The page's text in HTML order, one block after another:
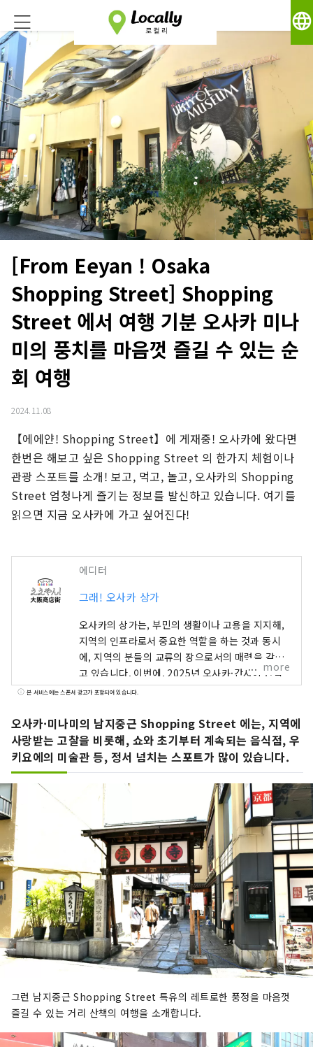
language
[From Eeyan ! Osaka
Shopping Street] Shopping
Street 에서 여행 기분 오사카 미나
미의 풍치를 마음껏 즐길 수 있는 순
회 여행
2024.11.08
【에에얀! Shopping Street】에 게재중! 오사카에 왔다면
한번은 해보고 싶은 Shopping Street 의 한가지 체험이나
관광 스포트를 소개! 보고, 먹고, 놀고, 오사카의 Shopping
Street 엄청나게 즐기는 정보를 발신하고 있습니다. 여기를
읽으면 지금 오사카에 가고 싶어진다!
에디터
그래! 오사카 상가
오사카의 상가는, 부민의 생활이나 고용을 지지해,
지역의 인프라로서 중요한 역할을 하는 것과 동시
에, 지역의 분들의 교류의 장으로서의 매력을 갖추
고 있습니다. 이번에, 2025년 오사카·간사이 만박
의 개최도 전망해, 오사카의 상점가나 점포의 매력
「에에얀!오사카 상점가」를 오픈했습니다. "이런
상가가 있었어! 이번에 가 보자!" 지금까지 몰랐던
상가, 현지 상가의 새로운 일면의 발견 등, 상가와의
멋진 만남의 계기로, 「에에!오사카 상가」를 꼭 활
용해 주세요.
more
본 서비스에는 스폰서 광고가 포함되어 있습니다.
오사카·미나미의 남지중근 Shopping Street 에는, 지역에
사랑받는 고찰을 비롯해, 쇼와 초기부터 계속되는 음식점, 우
키요에의 미술관 등, 정서 넘치는 스포트가 많이 있습니다.
그런 남지중근 Shopping Street 특유의 레트로한 풍정을 마음껏
즐길 수 있는 거리 산책의 여행을 소개합니다.